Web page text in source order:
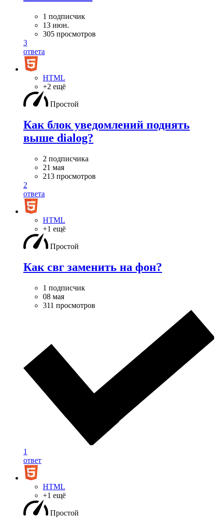
1 подписчик
13 июн.
305 просмотров
3
ответа
HTML
+2 ещё
Простой
Как блок уведомлений поднять
выше dialog?
2 подписчика
21 мая
213 просмотров
2
ответа
HTML
+1 ещё
Простой
Как свг заменить на фон?
1 подписчик
08 мая
311 просмотров
1
ответ
HTML
+1 ещё
Простой